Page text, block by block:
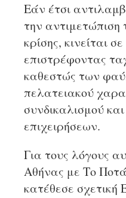
Εάν έτσι
την αντιμετώπιση
κρίσης, κινείται
επιστρέφοντας
καθεστώς των
πελατειακού
συνδικαλισμού
επιχειρήσεων.
Για τους λόγους
Αθήνας με Το
κατέθεσε σχετική